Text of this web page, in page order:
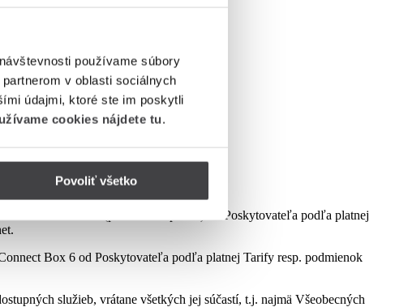
používame súbory
v oblasti sociálnych
údajmi, ktoré ste im poskytli
cookies nájdete tu.
Povoliť všetko
podmienok aktuálne platnej kampane.
Connect Box 6 (podľa dostupnosti) od Poskytovateľa podľa platnej
Box 6 od Poskytovateľa podľa platnej Tarify resp. podmienok
služieb, vrátane všetkých jej súčastí, t.j. najmä Všeobecných